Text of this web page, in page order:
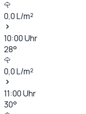
0,0L/m²
10:00Uhr
28°
0,0L/m²
11:00Uhr
30°